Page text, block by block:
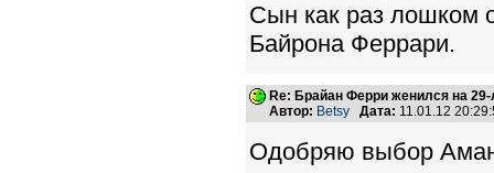
Сын как раз лошком
Байрона Феррари.
Re: Брайан Ферри женился на
Автор: Betsy Дата: 11.01.12
Одобряю выбор